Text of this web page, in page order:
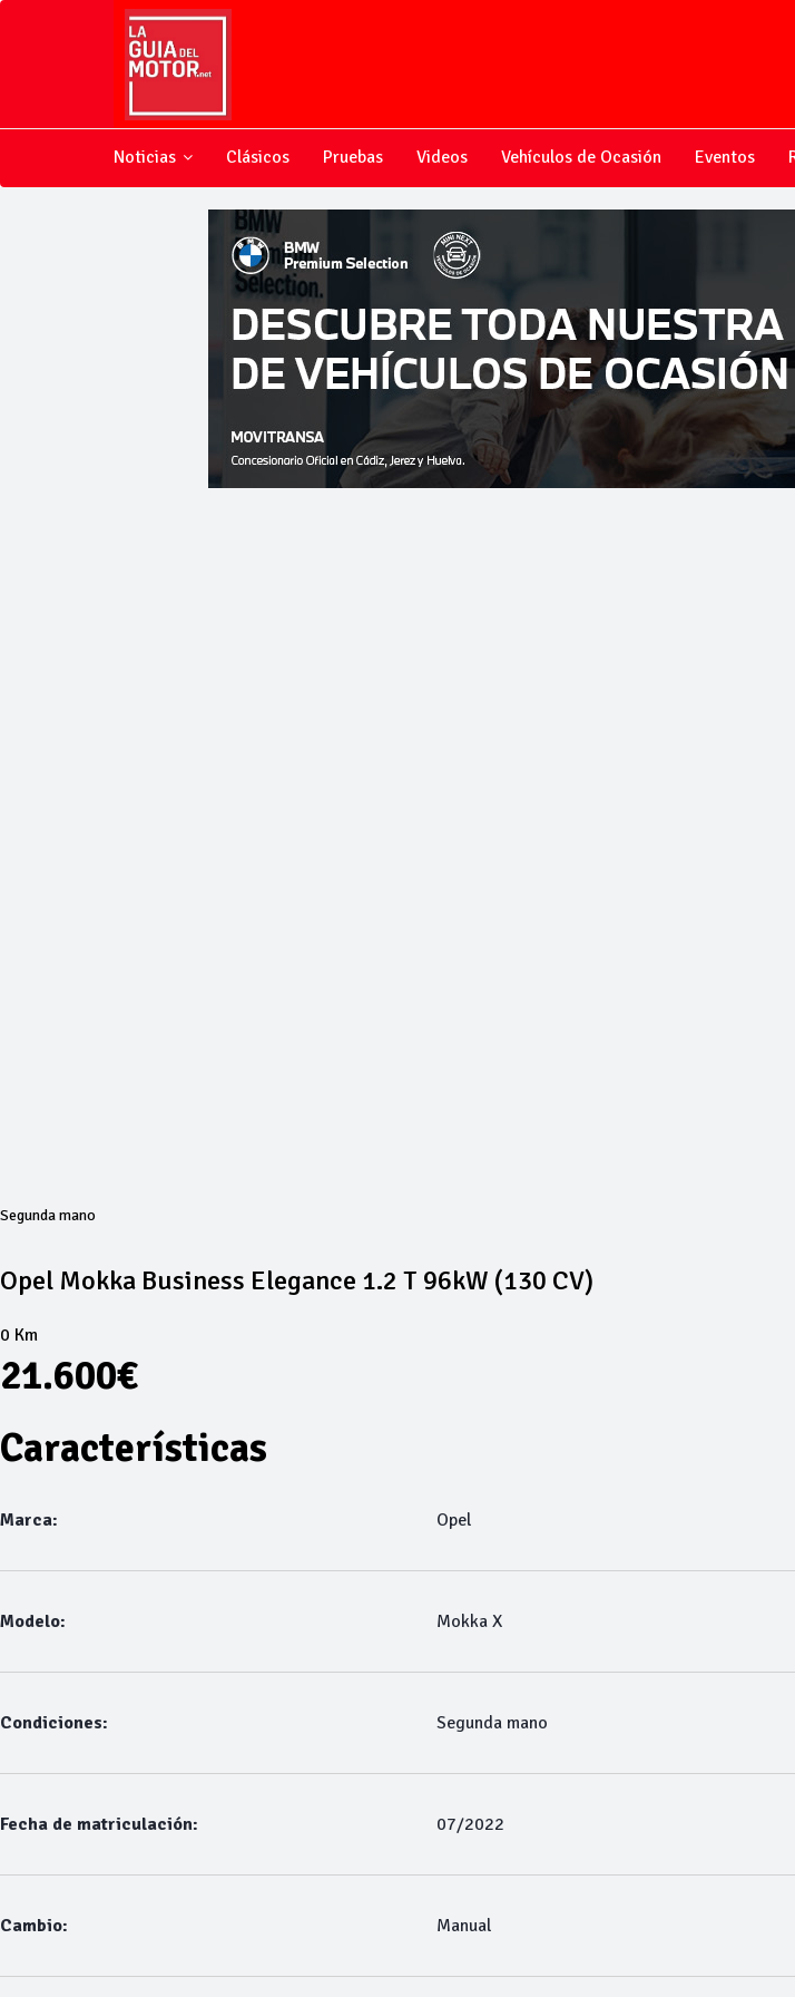
Noticias Clásicos Pruebas Videos Vehículos de Ocasión Eventos
Segunda mano
Opel Mokka Business Elegance 1.2 T 96kW (130 CV)
0 Km
21.600€
Características
Marca: Opel
Modelo: Mokka X
Condiciones: Segunda mano
Fecha de matriculación: 07/2022
Cambio: Manual